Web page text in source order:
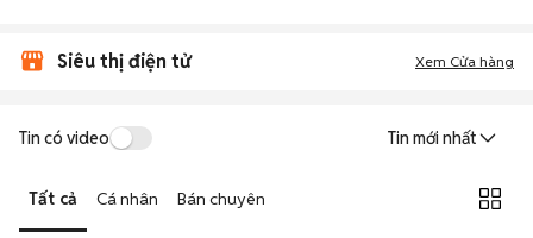
Siêu thị điện tử Xem Cửa hàng
Tin có video Tin mới nhất
Tất cả Cá nhân Bán chuyên